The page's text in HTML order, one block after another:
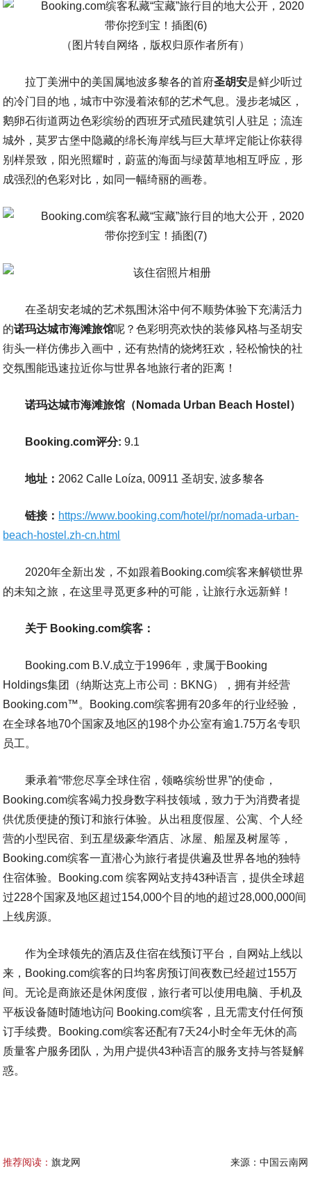
（图片转自网络，版权归原作者所有）
拉丁美洲中的美国属地波多黎各的首府圣胡安是鲜少听过
的冷门目的地，城市中弥漫着浓郁的艺术气息。漫步老城区，
鹅卵石街道两边色彩缤纷的西班牙式殖民建筑引人驻足；流连
城外，莫罗古堡中隐藏的绵长海岸线与巨大草坪定能让你获得
别样景致，阳光照耀时，蔚蓝的海面与绿茵草地相互呼应，形
成强烈的色彩对比，如同一幅绮丽的画卷。
在圣胡安老城的艺术氛围沐浴中何不顺势体验下充满活力
的诺玛达城市海滩旅馆呢？色彩明亮欢快的装修风格与圣胡安
街头一样仿佛步入画中，还有热情的烧烤狂欢，轻松愉快的社
交氛围能迅速拉近你与世界各地旅行者的距离！
诺玛达城市海滩旅馆（Nomada Urban Beach Hostel）
Booking.com评分: 9.1
地址： 2062 Calle Loíza, 00911 圣胡安, 波多黎各
链接： https://www.booking.com/hotel/pr/nomada-urban-
beach-hostel.zh-cn.html
2020年全新出发，不如跟着Booking.com缤客来解锁世界
的未知之旅，在这里寻觅更多种的可能，让旅行永远新鲜！
关于 Booking.com缤客：
Booking.com B.V.成立于1996年，隶属于Booking
Holdings集团（纳斯达克上市公司：BKNG），拥有并经营
Booking.com™。Booking.com缤客拥有20多年的行业经验，
在全球各地70个国家及地区的198个办公室有逾1.75万名专职
员工。
秉承着“带您尽享全球住宿，领略缤纷世界”的使命，
Booking.com缤客竭力投身数字科技领域，致力于为消费者提
供优质便捷的预订和旅行体验。从出租度假屋、公寓、个人经
营的小型民宿、到五星级豪华酒店、冰屋、船屋及树屋等，
Booking.com缤客一直潜心为旅行者提供遍及世界各地的独特
住宿体验。Booking.com 缤客网站支持43种语言，提供全球超
过228个国家及地区超过154,000个目的地的超过28,000,000间
上线房源。
作为全球领先的酒店及住宿在线预订平台，自网站上线以
来，Booking.com缤客的日均客房预订间夜数已经超过155万
间。无论是商旅还是休闲度假，旅行者可以使用电脑、手机及
平板设备随时随地访问 Booking.com缤客，且无需支付任何预
订手续费。Booking.com缤客还配有7天24小时全年无休的高
质量客户服务团队，为用户提供43种语言的服务支持与答疑解
惑。
推荐阅读：旗龙网 来源：中国云南网